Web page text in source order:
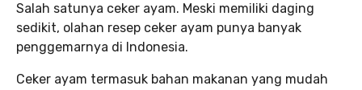
Salah satunya ceker ayam. Meski memiliki daging
sedikit, olahan resep ceker ayam punya banyak
penggemarnya di Indonesia.
Ceker ayam termasuk bahan makanan yang mudah